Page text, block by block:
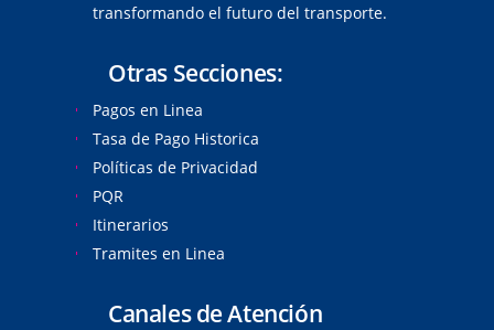
transformando el futuro del transporte.
Otras Secciones:
Pagos en Linea
Tasa de Pago Historica
Políticas de Privacidad
PQR
Itinerarios
Tramites en Linea
Canales de Atención